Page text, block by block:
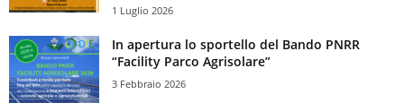
1 Luglio 2026
In apertura lo sportello del Bando PNRR
“Facility Parco Agrisolare”
3 Febbraio 2026